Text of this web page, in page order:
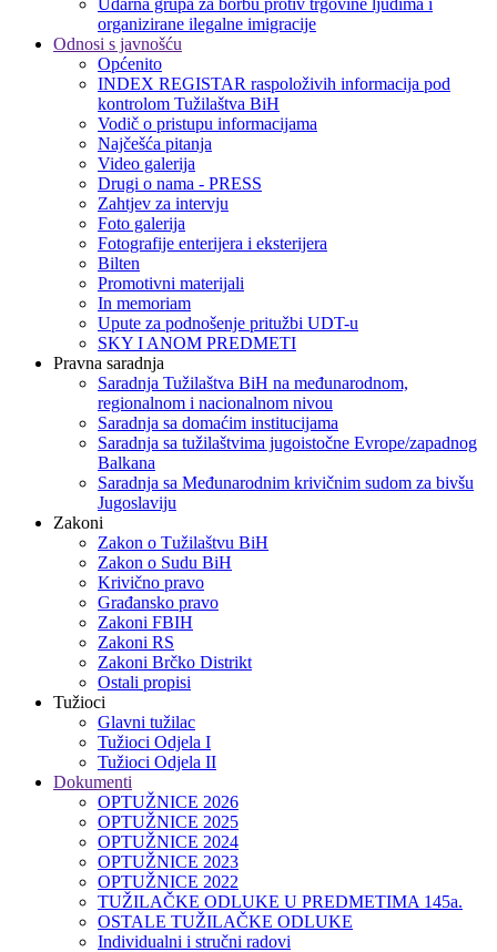
Udarna grupa za borbu protiv trgovine ljudima i
organizirane ilegalne imigracije
Odnosi s javnošću
Općenito
INDEX REGISTAR raspoloživih informacija pod
kontrolom Tužilaštva BiH
Vodič o pristupu informacijama
Najčešća pitanja
Video galerija
Drugi o nama - PRESS
Zahtjev za intervju
Foto galerija
Fotografije enterijera i eksterijera
Bilten
Promotivni materijali
In memoriam
Upute za podnošenje pritužbi UDT-u
SKY I ANOM PREDMETI
Pravna saradnja
Saradnja Tužilaštva BiH na međunarodnom,
regionalnom i nacionalnom nivou
Saradnja sa domaćim institucijama
Saradnja sa tužilaštvima jugoistočne Evrope/zapadnog
Balkana
Saradnja sa Međunarodnim krivičnim sudom za bivšu
Jugoslaviju
Zakoni
Zakon o Тužilaštvu BiH
Zakon o Sudu BiH
Krivično pravo
Građansko pravo
Zakoni FBIH
Zakoni RS
Zakoni Brčko Distrikt
Ostali propisi
Tužioci
Glavni tužilac
Tužioci Odjela I
Tužioci Odjela II
Dokumenti
OPTUŽNICE 2026
OPTUŽNICE 2025
OPTUŽNICE 2024
OPTUŽNICE 2023
OPTUŽNICE 2022
TUŽILAČKE ODLUKE U PREDMETIMA 145a.
OSTALE TUŽILAČKE ODLUKE
Individualni i stručni radovi